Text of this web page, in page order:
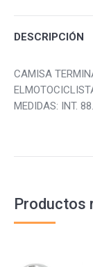
DESCRIPCIÓN
CAMISA
MEDIDAS: INT.
Productos